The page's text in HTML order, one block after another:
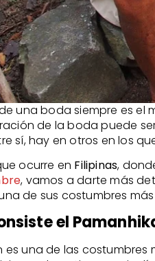
una boda siempre es el
de la boda puede
sí, hay en otros en los
ocurre en Filipinas,
, vamos a darte más
de sus costumbres
el
es una de las